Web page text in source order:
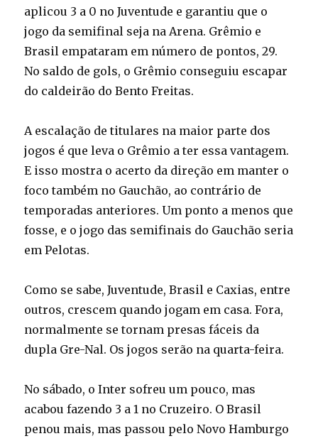
aplicou 3 a 0 no Juventude e garantiu que o
jogo da semifinal seja na Arena. Grêmio e
Brasil empataram em número de pontos, 29.
No saldo de gols, o Grêmio conseguiu escapar
do caldeirão do Bento Freitas.
A escalação de titulares na maior parte dos
jogos é que leva o Grêmio a ter essa vantagem.
E isso mostra o acerto da direção em manter o
foco também no Gauchão, ao contrário de
temporadas anteriores. Um ponto a menos que
fosse, e o jogo das semifinais do Gauchão seria
em Pelotas.
Como se sabe, Juventude, Brasil e Caxias, entre
outros, crescem quando jogam em casa. Fora,
normalmente se tornam presas fáceis da
dupla Gre-Nal. Os jogos serão na quarta-feira.
No sábado, o Inter sofreu um pouco, mas
acabou fazendo 3 a 1 no Cruzeiro. O Brasil
penou mais, mas passou pelo Novo Hamburgo